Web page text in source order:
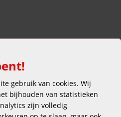
gebruik van cookies. Wij
bijhouden van statistieken
zijn volledig